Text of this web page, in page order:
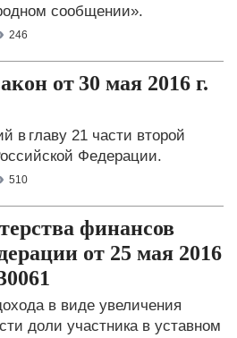
сообщении».
246
от 30 мая 2016 г.
в главу 21 части второй
Федерации.
510
финансов
от 25 мая 2016
в виде увеличения
доли участника в уставном